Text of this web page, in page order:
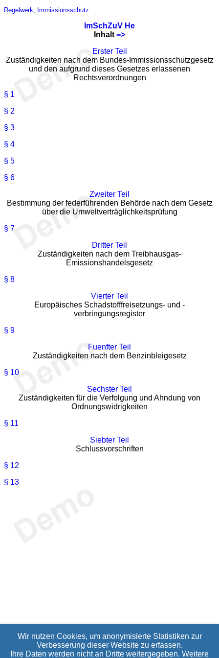
Regelwerk Immissionsschutz
ImSchZuV He
Inhalt =>
Erster Teil
Zuständigkeiten nach dem Bundes-Immissionsschutzgesetz
und den aufgrund dieses Gesetzes erlassenen
Rechtsverordnungen
§ 1
§ 2
§ 3
§ 4
§ 5
§ 6
Zweiter Teil
Bestimmung der federführenden Behörde nach dem Gesetz
über die Umweltverträglichkeitsprüfung
§ 7
Dritter Teil
Zuständigkeiten nach dem Treibhausgas-
Emissionshandelsgesetz
§ 8
Vierter Teil
Europäisches Schadstofffreisetzungs- und -
verbringungsregister
§ 9
Fuenfter Teil
Zuständigkeiten nach dem Benzinbleigesetz
§ 10
Sechster Teil
Zuständigkeiten für die Verfolgung und Ahndung von
Ordnungswidrigkeiten
§ 11
Siebter Teil
Schlussvorschriften
§ 12
§ 13
Wir nutzen Cookies, um anonymisierte Statistiken zur
Verbesserung dieser Website zu erfassen.
Ihre Daten werden nicht an Dritte weitergegeben. Weitere